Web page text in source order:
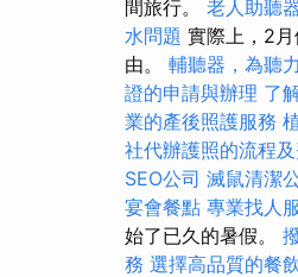
間旅行。 老人助聽
水問題 實際上，2
由。 輔聽器，為聽
證的申請與辦理 了
業的產後照護服務
社代辦護照的流程
SEO公司 滅鼠清潔
宴會餐點 專業找人
始了已久的暑假。
務 選擇高品質的餐